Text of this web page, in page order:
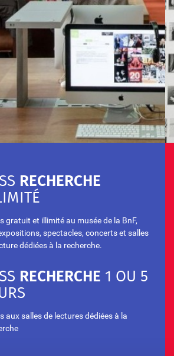
RECHERCHE
gratuit et illimité au musée de la BnF,
spectacles, concerts et salles
dédiées à la recherche.
RECHERCHE 1 OU 5
aux salles de lectures dédiées à la